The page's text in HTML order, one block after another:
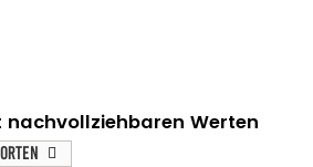
Werten